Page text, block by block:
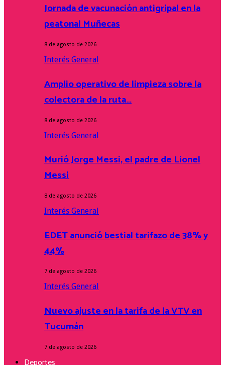
Jornada de vacunación antigripal en la
peatonal Muñecas
8 de agosto de 2026
Interés General
Amplio operativo de limpieza sobre la
colectora de la ruta…
8 de agosto de 2026
Interés General
Murió Jorge Messi, el padre de Lionel
Messi
8 de agosto de 2026
Interés General
EDET anunció bestial tarifazo de 38% y
44%
7 de agosto de 2026
Interés General
Nuevo ajuste en la tarifa de la VTV en
Tucumán
7 de agosto de 2026